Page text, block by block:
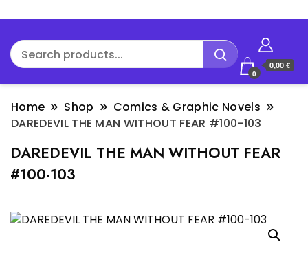
0
0,00 €
Home Shop
Comics & Graphic Novels
DAREDEVIL THE MAN WITHOUT FEAR #100-103
DAREDEVIL THE MAN WITHOUT FEAR
#100-103